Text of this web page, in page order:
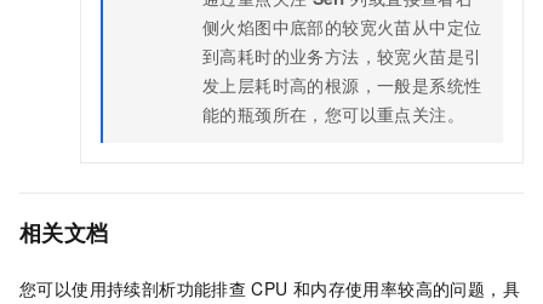
侧火焰图中底部的较宽火苗从中定位
到高耗时的业务方法，较宽火苗是引
发上层耗时高的根源，一般是系统性
能的瓶颈所在，您可以重点关注。
相关文档
您可以使用持续剖析功能排查 CPU 和内存使用率较高的问题，具